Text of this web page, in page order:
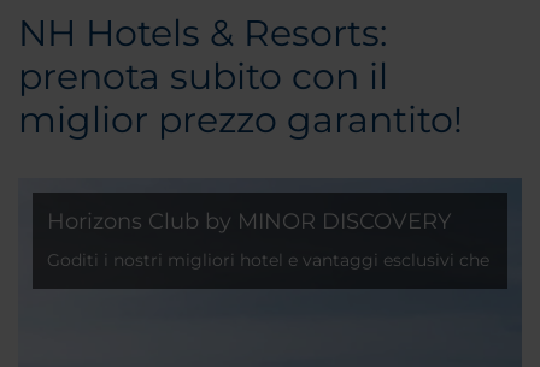
NH Hotels & Resorts:
prenota subito con il
miglior prezzo garantito!
Horizons Club by MINOR DISCOVERY
Goditi i nostri migliori hotel e vantaggi esclusivi che
rendono il viaggio ancora più conveniente.